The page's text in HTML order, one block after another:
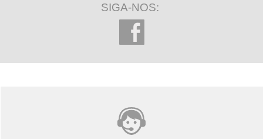
SIGA-NOS: